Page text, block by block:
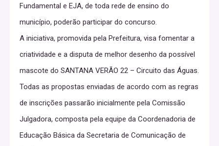
Fundamental e EJA, de toda rede de ensino do
município, poderão participar do concurso.
A iniciativa, promovida pela Prefeitura, visa fomentar a
criatividade e a disputa de melhor desenho da possível
mascote do SANTANA VERÃO 22 – Circuito das Águas.
Todas as propostas enviadas de acordo com as regras
de inscrições passarão inicialmente pela Comissão
Julgadora, composta pela equipe da Coordenadoria de
Educação Básica da Secretaria de Comunicação de